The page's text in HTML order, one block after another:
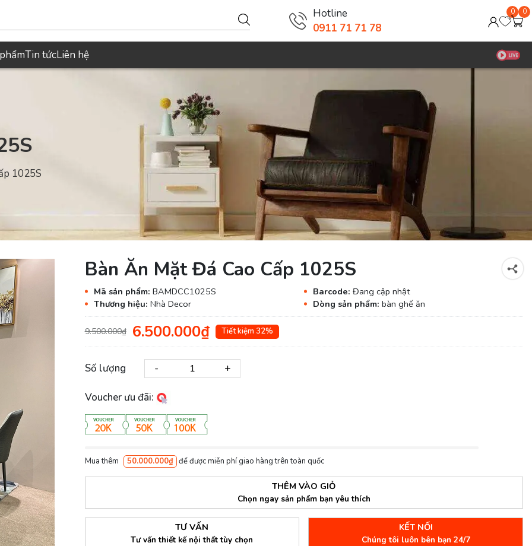
Hotline
0911 71 71 78
0 0
Tin tứcLiên hệ
1025S
Bàn Ăn Mặt Đá Cao Cấp 1025S
Mã sản phẩm: BAMDCC1025S Barcode: Đang cập nhật
Thương hiệu: Nhà Decor Dòng sản phẩm: bàn ghế ăn
9.500.000₫ 6.500.000₫ Tiết kiệm 32%
Số lượng - +
Voucher ưu đãi:
Mua thêm 50.000.000₫ để được miễn phí giao hàng trên toàn quốc
THÊM VÀO GIỎ
Chọn ngay sản phẩm bạn yêu thích
TƯ VẤN
Tư vấn thiết kế nội thất tùy chọn
KẾT NỐI
Chúng tôi luôn bên bạn 24/7